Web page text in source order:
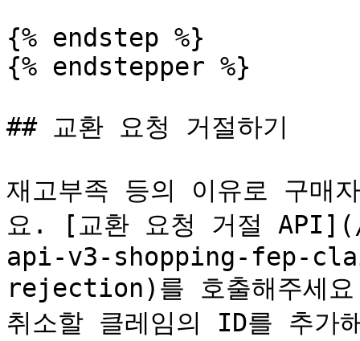
{% endstep %}
{% endstepper %}
## 교환 요청 거절하기
재고부족 등의 이유로 구매
요. [교환 요청 거절
api-v3-shopping-fep-
rejection)를 호출해주세
취소할 클레임의 ID를 추가